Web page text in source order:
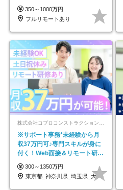
イル自由／研修充実で安心
350～1000万円
フルリモートあり
※サポート事務*未経験から月
収37万円可♪専門スキルが身に
付く！Web面接＆リモート研修
も充実♪/a
300～1350万円
東京都_神奈川県_埼玉県_大阪府_愛知県…